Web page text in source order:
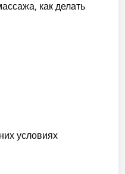
как делать
условиях